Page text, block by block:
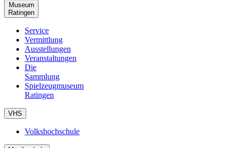
Museum
Ratingen
Service
Vermittlung
Ausstellungen
Veranstaltungen
Die
Sammlung
Spielzeugmuseum
Ratingen
VHS
Volkshochschule